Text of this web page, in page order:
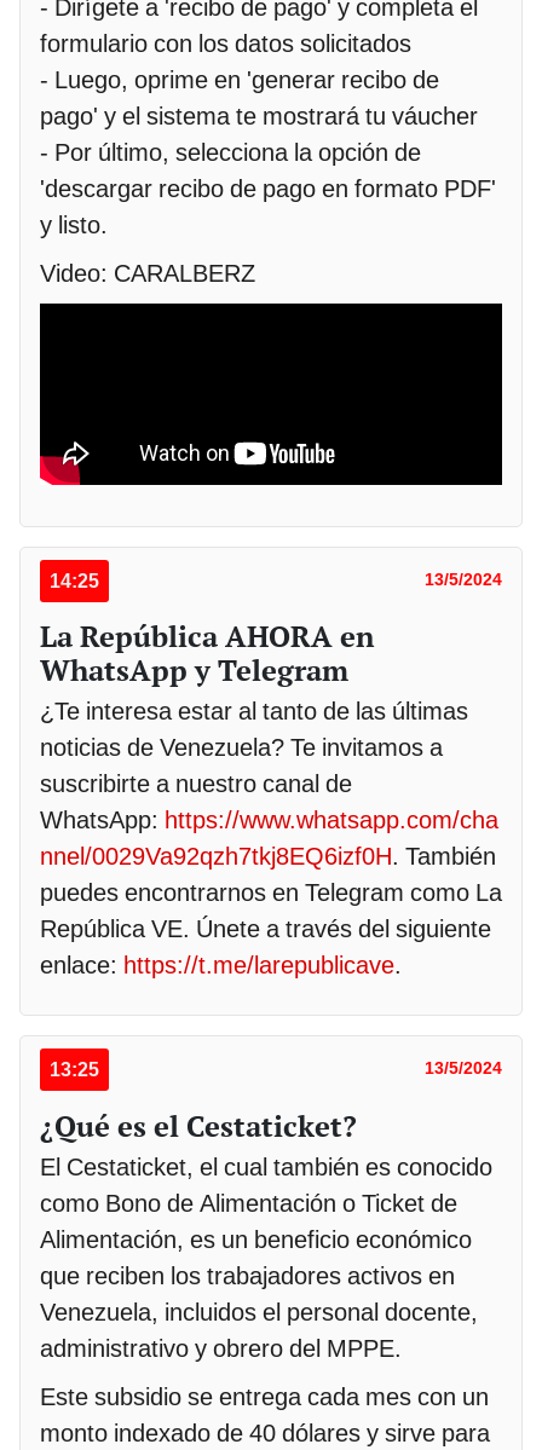
- Dirígete a 'recibo de pago' y completa el
formulario con los datos solicitados
- Luego, oprime en 'generar recibo de
pago' y el sistema te mostrará tu váucher
- Por último, selecciona la opción de
'descargar recibo de pago en formato PDF'
y listo.
Video: CARALBERZ
14:25 13/5/2024
La República AHORA en
WhatsApp y Telegram
¿Te interesa estar al tanto de las últimas
noticias de Venezuela? Te invitamos a
suscribirte a nuestro canal de
WhatsApp: https://www.whatsapp.com/cha
nnel/0029Va92qzh7tkj8EQ6izf0H. También
puedes encontrarnos en Telegram como La
República VE. Únete a través del siguiente
enlace: https://t.me/larepublicave.
13:25 13/5/2024
¿Qué es el Cestaticket?
El Cestaticket, el cual también es conocido
como Bono de Alimentación o Ticket de
Alimentación, es un beneficio económico
que reciben los trabajadores activos en
Venezuela, incluidos el personal docente,
administrativo y obrero del MPPE.
Este subsidio se entrega cada mes con un
monto indexado de 40 dólares y sirve para